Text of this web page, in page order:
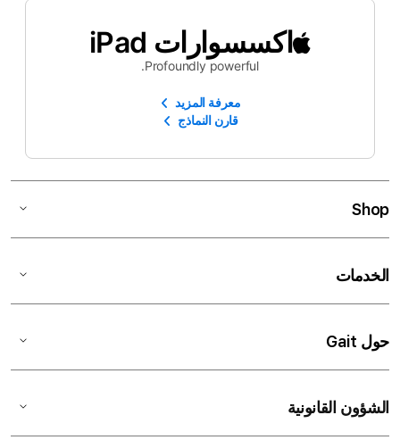
اكسسوارات iPad
Profoundly powerful.
معرفة المزيد
قارن النماذج
Shop
الخدمات
حول Gait
الشؤون القانونية